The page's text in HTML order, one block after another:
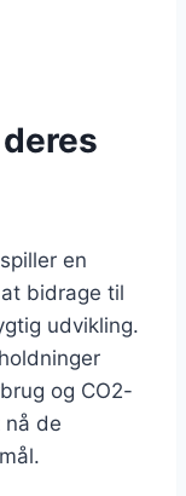
en
bidrage til
udvikling.
og CO2-
nå de